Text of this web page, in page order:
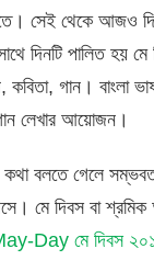
সেই থেকে আজও
দিনটি পালিত হয়
গান। বাংলা
লেখার আয়োজন।
কথা বলতে গেলে
মে দিবস বা